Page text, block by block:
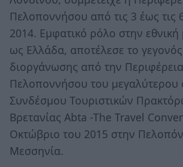
Πελοποννήσου από τις 3 έως τις
2014. Εμφατικό ρόλο στην
ως Ελλάδα, αποτέλεσε το
διοργάνωσης από την Περιφέρεια
Πελοποννήσου του μεγαλύτερου
Συνδέσμου Τουριστικών
Βρετανίας Abta -The Travel
Οκτώβριο του 2015 στην
Μεσσηνία.